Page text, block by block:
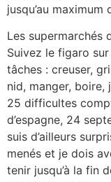
jusqu’au
Les supermarchés
Suivez le figaro
tâches : creuser,
nid, manger, boire,
25 difficultes
d’espagne, 24
suis d’ailleurs
menés et je dois
tenir jusqu’à la fin